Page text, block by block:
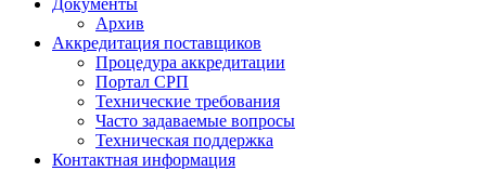
Документы
Архив
Аккредитация поставщиков
Процедура аккредитации
Портал СРП
Технические требования
Часто задаваемые вопросы
Техническая поддержка
Контактная информация